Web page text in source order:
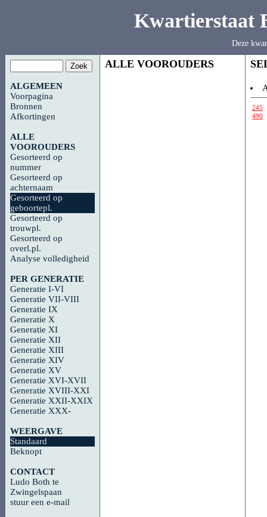
Kwartierstaat
Deze
ALGEMEEN
Voorpagina
Bronnen
Afkortingen
ALLE
VOOROUDERS
Gesorteerd op
nummer
Gesorteerd op
achternaam
Gesorteerd op
geboortepl.
Gesorteerd op
trouwpl.
Gesorteerd op
overl.pl.
Analyse volledigheid
PER GENERATIE
Generatie I-VI
Generatie VII-VIII
Generatie IX
Generatie X
Generatie XI
Generatie XII
Generatie XIII
Generatie XIV
Generatie XV
Generatie XVI-XVII
Generatie XVIII-XXI
Generatie XXII-XXIX
Generatie XXX-
WEERGAVE
Standaard
Beknopt
CONTACT
Ludo Both te
Zwingelspaan
stuur een e-mail
ALLE VOOROUDERS
245
490